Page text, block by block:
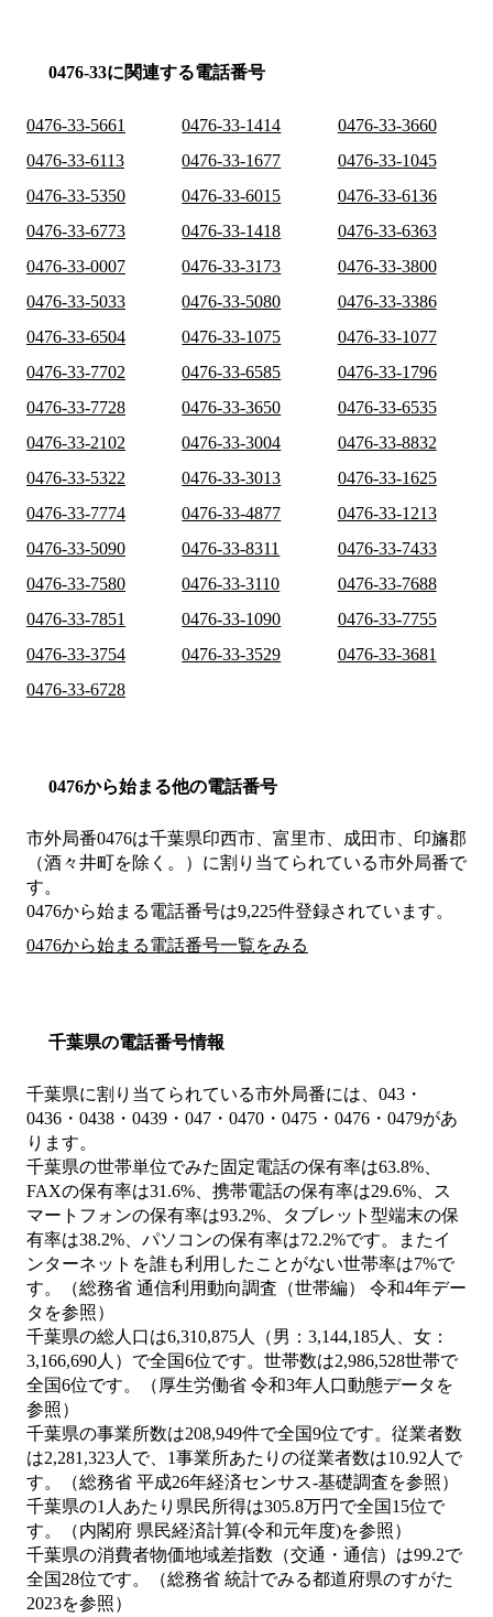
0476-33に関連する電話番号
0476-33-5661 0476-33-1414
0476-33-3660
0476-33-6113
0476-33-1677
0476-33-1045
0476-33-5350
0476-33-6015
0476-33-6136
0476-33-6773
0476-33-1418
0476-33-6363
0476-33-0007
0476-33-3173
0476-33-3800
0476-33-5033
0476-33-5080
0476-33-3386
0476-33-6504
0476-33-1075
0476-33-1077
0476-33-7702
0476-33-6585
0476-33-1796
0476-33-7728
0476-33-3650
0476-33-6535
0476-33-2102
0476-33-3004
0476-33-8832
0476-33-5322
0476-33-3013
0476-33-1625
0476-33-7774
0476-33-4877
0476-33-1213
0476-33-5090
0476-33-8311
0476-33-7433
0476-33-7580
0476-33-3110
0476-33-7688
0476-33-7851
0476-33-1090
0476-33-7755
0476-33-3754
0476-33-3529
0476-33-3681
0476-33-6728
0476から始まる他の電話番号
市外局番0476は千葉県印西市、富里市、成田市、印旛郡
（酒々井町を除く。） に割り当てられている市外局番で
す。
0476から始まる電話番号は9,225件登録されています。
0476から始まる電話番号一覧をみる
千葉県の電話番号情報
千葉県に割り当てられている市外局番には、043・
0436・0438・0439・047・0470・0475・0476・0479があ
ります。
千葉県の世帯単位でみた固定電話の保有率は63.8%、
FAXの保有率は31.6%、携帯電話の保有率は29.6%、ス
マートフォンの保有率は93.2%、タブレット型端末の保
有率は38.2%、パソコンの保有率は72.2%です。またイ
ンターネットを誰も利用したことがない世帯率は7%で
す。（総務省 通信利用動向調査（世帯編） 令和4年デー
タを参照）
千葉県の総人口は6,310,875人（男：3,144,185人、女：
3,166,690人）で全国6位です。世帯数は2,986,528世帯で
全国6位です。（厚生労働省 令和3年人口動態データを
参照）
千葉県の事業所数は208,949件で全国9位です。従業者数
は2,281,323人で、1事業所あたりの従業者数は10.92人で
す。（総務省 平成26年経済センサス‐基礎調査を参照）
千葉県の1人あたり県民所得は305.8万円で全国15位で
す。（内閣府 県民経済計算(令和元年度)を参照）
千葉県の消費者物価地域差指数（交通・通信）は99.2で
全国28位です。（総務省 統計でみる都道府県のすがた
2023を参照）